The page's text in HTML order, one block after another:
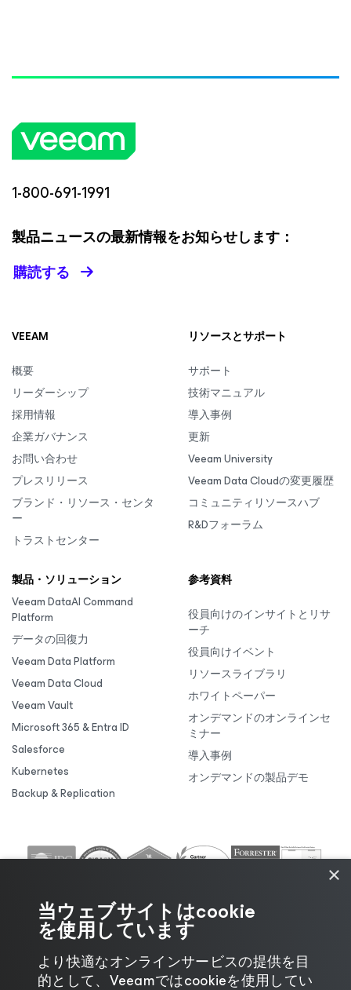
1-800-691-1991
製品ニュースの最新情報をお知らせします：
購読する
VEEAM
概要
リーダーシップ
採用情報
企業ガバナンス
お問い合わせ
プレスリリース
ブランド・リソース・センタ
ー
トラストセンター
リソースとサポート
サポート
技術マニュアル
導入事例
更新
Veeam University
Veeam Data Cloudの変更履歴
コミュニティリソースハブ
R&Dフォーラム
製品・ソリューション
Veeam DataAI Command
Platform
データの回復力
Veeam Data Platform
Veeam Data Cloud
Veeam Vault
Microsoft 365 & Entra ID
Salesforce
Kubernetes
Backup & Replication
参考資料
役員向けのインサイトとリサ
ーチ
役員向けイベント
リソースライブラリ
ホワイトペーパー
オンデマンドのオンラインセ
ミナー
導入事例
オンデマンドの製品デモ
×
当ウェブサイトはcookie
を使用しています
より快適なオンラインサービスの提供を目
的として、Veeamではcookieを使用してい